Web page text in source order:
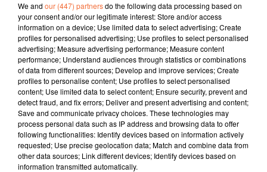
6 juin 2024 - 13 min 32 sec
JOURNAL DU JEUDI 06 JUIN (SOIR)
Fabien Gazeau
L'info près de chez vous
Présenté par Fabien Gazeau
- Le SVL entend poursuivre sa collaboration avec
Veolia
-Les élèves de seconde doivent trouver des stages et ce
n'est pas facile
We and our (447) partnersdo the following data processing based on
your consent and/or our legitimate interest: Store and/or access
information on a device; Use limited data to select advertising; Create
profiles for personalised advertising; Use profiles to select personalised
advertising; Measure advertising performance; Measure content
performance; Understand audiences through statistics or combinations
of data from different sources; Develop and improve services; Create
profiles to personalise content; Use profiles to select personalised
content; Use limited data to select content; Ensure security, prevent and
detect fraud, and fix errors; Deliver and present advertising and content;
Save and communicate privacy choices. These technologies may
process personal data such as IP address and browsing data to offer
following functionalities: Identify devices based on information actively
requested; Use precise geolocation data; Match and combine data from
other data sources; Link different devices; Identify devices based on
information transmitted automatically.